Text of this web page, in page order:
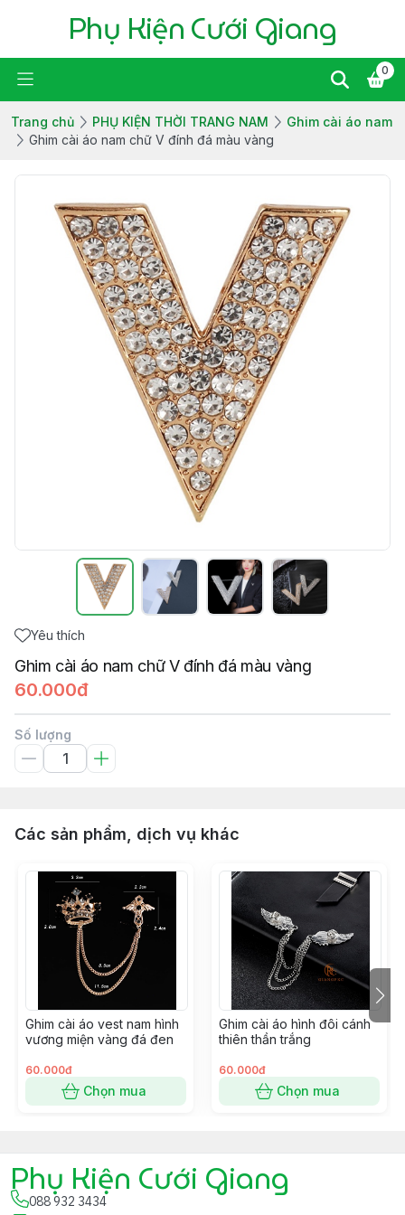
Phụ Kiện Cưới Giang
0
Trang chủ PHỤ KIỆN THỜI TRANG NAM
Ghim cài áo nam
Ghim cài áo nam chữ V đính đá màu vàng
Yêu thích
Ghim cài áo nam chữ V đính đá màu vàng
60.000đ
Số lượng
Các sản phẩm, dịch vụ khác
Ghim cài áo vest nam hình
vương miện vàng đá đen
60.000đ
Chọn mua
Ghim cài áo hình đôi cánh
thiên thần trắng
60.000đ
Chọn mua
Phụ Kiện Cưới Giang
088 932 3434